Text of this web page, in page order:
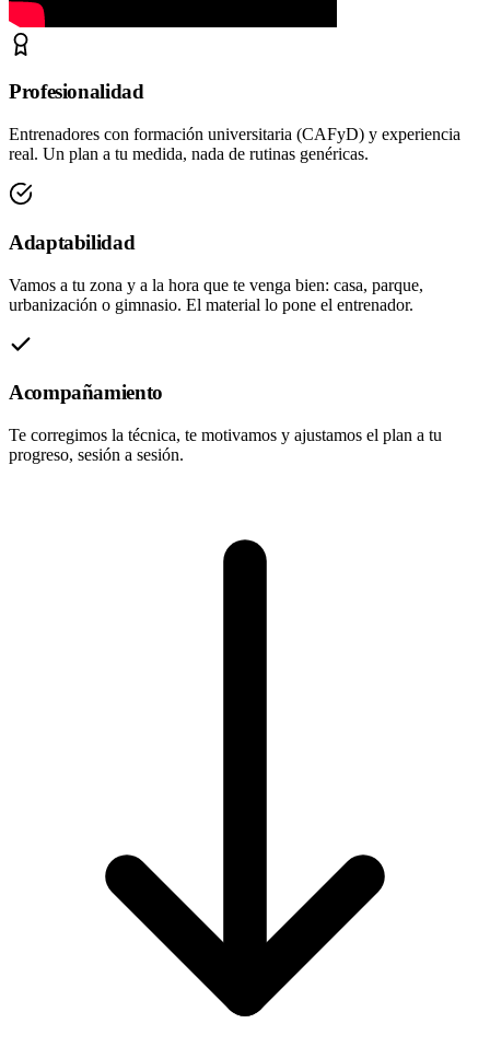
Profesionalidad
Entrenadores con formación universitaria (CAFyD) y experiencia
real. Un plan a tu medida, nada de rutinas genéricas.
Adaptabilidad
Vamos a tu zona y a la hora que te venga bien: casa, parque,
urbanización o gimnasio. El material lo pone el entrenador.
Acompañamiento
Te corregimos la técnica, te motivamos y ajustamos el plan a tu
progreso, sesión a sesión.